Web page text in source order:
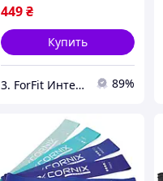
449 ₴
Купить
3. ForFit Интернет-магазин спортивных товаров 89%